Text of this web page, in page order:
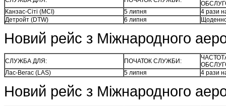
Канзас-Сіті (MCI)
5 липня
4 рази
Детройт (DTW)
6 липня
Новий рейс з Міжнародного
СЛУЖБА ДЛЯ: ПОЧАТОК СЛУЖБИ:
Лас-Вегас (LAS)
5 липня 4 рази
Новий рейс з Міжнародного